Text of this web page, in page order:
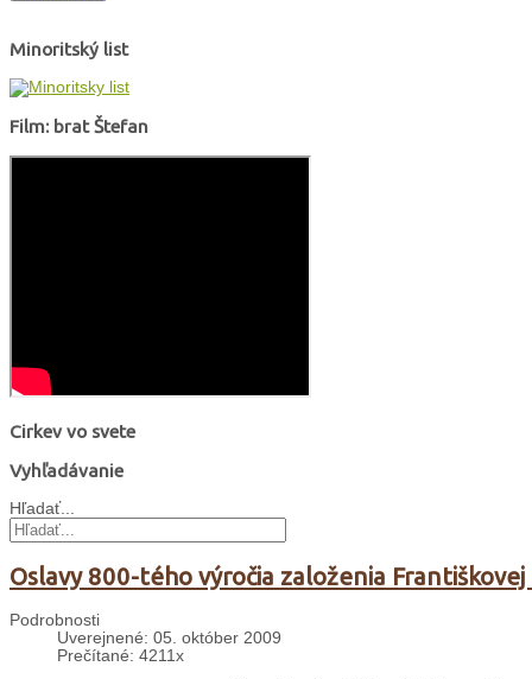
Minoritský list
Film: brat Štefan
Cirkev vo svete
Vyhľadávanie
Hľadať...
Oslavy 800-tého výročia založenia Františkovej
Podrobnosti
Uverejnené: 05. október 2009
Prečítané: 4211x